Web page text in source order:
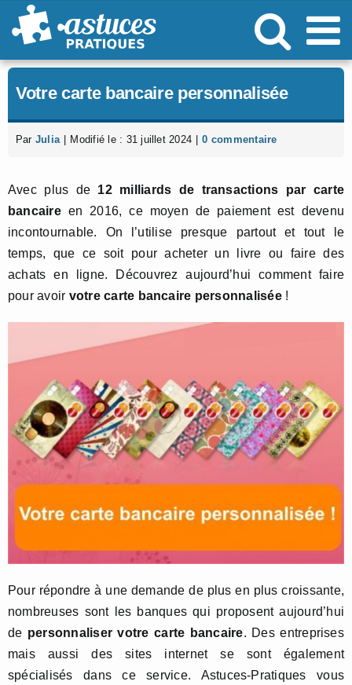
Passer
au
Votre carte bancaire personnalisée
Par Julia Modifié le : 31 juillet 2024 0 commentaire
Avec plus de 12 milliards de transactions par carte
bancaireen 2016, ce moyen de paiement est devenu
incontournable. On l’utilise presque partout et tout le
temps, que ce soit pour acheter un livre ou faire des
achats en ligne. Découvrez aujourd’hui comment faire
pour avoir votre carte bancaire personnalisée!
Pour répondre à une demande de plus en plus croissante,
nombreuses sont les banques qui proposent aujourd’hui
de personnaliser votre carte bancaire. Des entreprises
mais aussi des sites internet se sont également
spécialisés dans ce service. Astuces-Pratiques vous